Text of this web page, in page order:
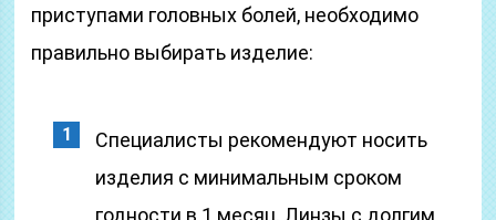
приступами головных болей, необходимо
правильно выбирать изделие:
Специалисты рекомендуют носить
изделия с минимальным сроком
годности в 1 месяц. Линзы с долгим